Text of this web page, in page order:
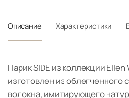
Описание Характеристики
Парик SIDE из коллекции Ellen
изготовлен из облегченного
волокна, имитирующего